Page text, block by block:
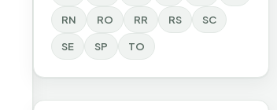
RN RO RR RS SC
SE SP TO